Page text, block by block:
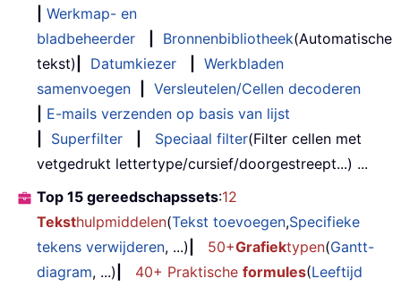
Werkmap- en
bladbeheerder
Bronnenbibliotheek(Automatische
tekst)
Datumkiezer
Werkbladen
samenvoegen
Versleutelen/Cellen decoderen
E-mails verzenden op basis van lijst
Superfilter Speciaal filter(Filter cellen met
vetgedrukt lettertype/cursief/doorgestreept...) ...
Top 15 gereedschapssets:12
Teksthulpmiddelen(Tekst toevoegen,Specifieke
tekens verwijderen, ...) 50+Grafiektypen(Gantt-
diagram, ...) 40+ Praktische formules(Leeftijd